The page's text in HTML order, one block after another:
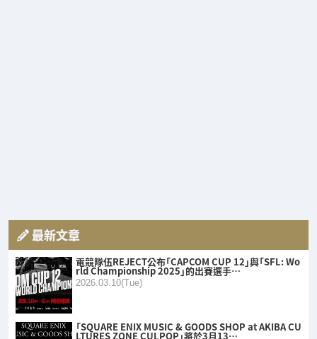
最新文章
電競隊伍REJECT公布「CAPCOM CUP 12」與「SFL: Wo
rld Championship 2025」的出賽選手…
2026.03.10(Tue)
「SQUARE ENIX MUSIC & GOODS SHOP at AKIBA CU
LTURES ZONE CULPOP」將於3月13…